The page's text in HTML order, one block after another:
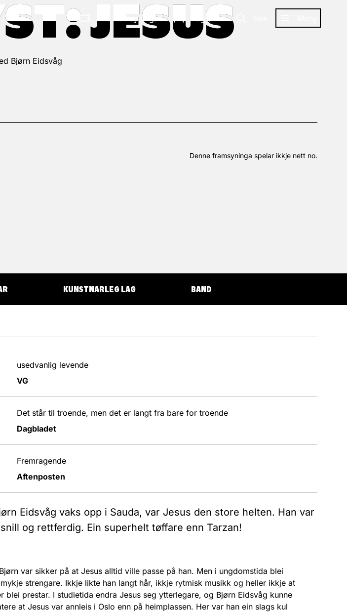
Alle framsyningar Logg inn
JESUS
JESUS
Bjørn Eidsvåg
Denne framsyninga spelar ikkje nett no.
KUNSTNARLEG LAG BAND
usedvanlig levende
VG
Det står til troende, men det er langt fra bare for troende
Dagbladet
Fremragende
Aftenposten
Eidsvåg vaks opp i Sauda, var Jesus den store helten. Han var
og rettferdig. Ein superhelt tøffare enn Tarzan!
var sikker på at Jesus alltid ville passe på han. Men i ungdomstida blei
strengare. Ikkje likte han langt hår, ikkje rytmisk musikk og heller ikkje at
blei prestar. I studietida endra Jesus seg ytterlegare, og Bjørn Eidsvåg kunne
at Jesus var annleis i Oslo enn på heimplassen. Her var han ein slags kul